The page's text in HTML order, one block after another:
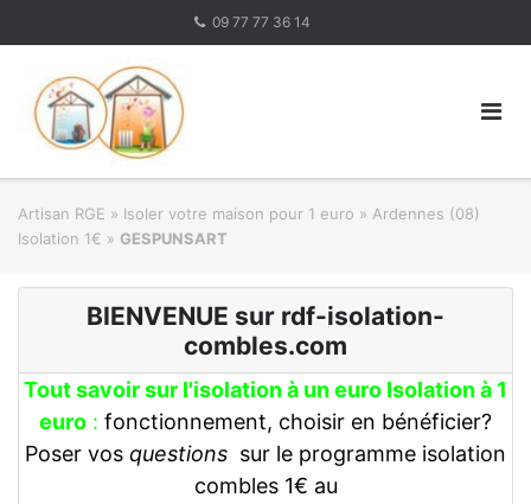
09 77 77 36 14
Artisan RGE » Isoler votre maison pour 1 euro » Ardennes (08)
Isolation 1€ » GESPUNSART
BIENVENUE sur rdf-isolation-
combles.com
Tout savoir sur l'isolation à un euro Isolation à 1
euro : fonctionnement, choisir en bénéficier?
Poser vos questions sur le programme isolation
combles 1€ au